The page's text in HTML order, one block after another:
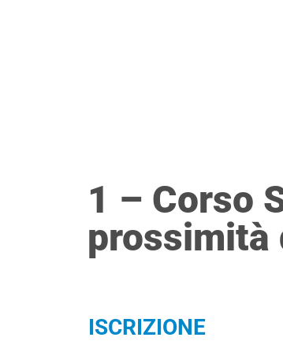
1 – Corso
ISCRIZIONE